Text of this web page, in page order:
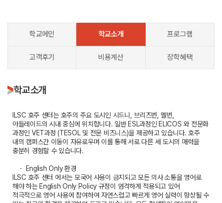
학교메인 학교소개 프로그램
고객후기 비용계산 장학혜택
학교소개
ILSC 호주 센터는 호주의 주요 도시인 시드니, 브리즈번, 멜번,
아들레이드의 시내 중심에 위치합니다. 일반 ESL과정인 ELICOS 와 전문화
과정인 VET과정 (TESOL 및 전문 비즈니스)을 제공하고 있습니다. 호주
내의 캠퍼스간 이동이 자유로우며 이를 통해 서로 다른 세 도시의 매력을
충분히 경험할 수 있습니다.
ㆍ English Only 환경
ILSC 호주 센터 에서는 모국어 사용이 금지되고 모든 의사 소통을 영어로
해야 하는 English Only Policy 규정이 엄격하게 적용되고 있어
적극적으로 영어 사용에 참여하여 자연스럽고 빠르게 영어 실력이 향상될 수